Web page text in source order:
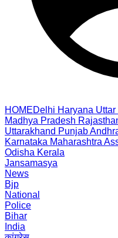
HOMEDelhi Haryana Uttar
Madhya Pradesh
Uttarakhand Punjab
Karnataka Maharashtra
Odisha Kerala
Jansamasya
News
Bjp
National
Police
Bihar
India